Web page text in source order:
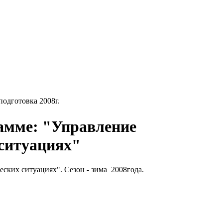
2008г.
"Управление
ситуациях". Сезон - зима 2008года.